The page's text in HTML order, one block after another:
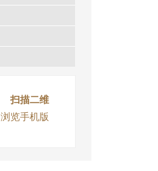
扫描二维
浏览手机版